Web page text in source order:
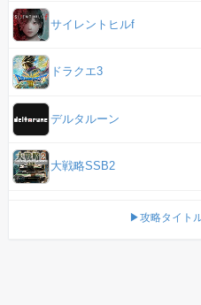
サイレントヒルf
ドラクエ3
デルタルーン
大戦略SSB2
▶攻略タイト